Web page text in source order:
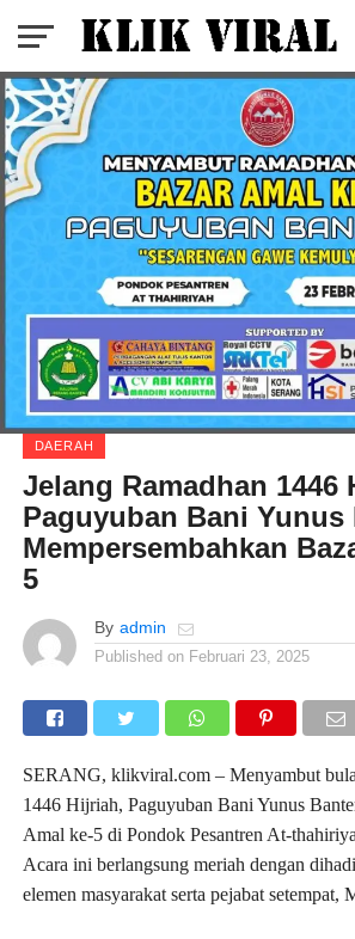
DAERAH
Jelang Ramadhan 1446
Paguyuban Bani Yunus
Mempersembahkan
5
By admin
Published on Februari 23, 2025
SERANG, klikviral.com – Menyambut
1446 Hijriah, Paguyuban Bani Yunus
Amal ke-5 di Pondok Pesantren At-
Acara ini berlangsung meriah dengan
elemen masyarakat serta pejabat setempat,